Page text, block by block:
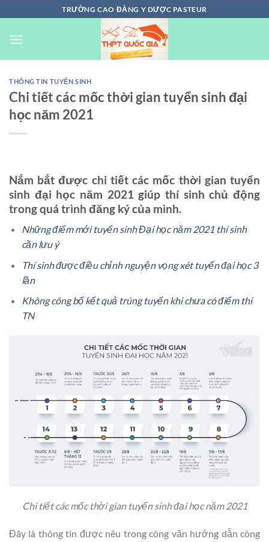
đến
nội
TRƯỜNG CAO ĐẲNG Y DƯỢC PASTEUR
THÔNG TIN TUYỂN SINH
Chi tiết các mốc thời gian tuyển sinh đại
học năm 2021
Nắm bắt được chi tiết các mốc thời gian tuyển
sinh đại học năm 2021 giúp thí sinh chủ động
trong quá trình đăng ký của mình.
Những điểm mới tuyển sinh Đại học năm 2021 thí sinh
cần lưu ý
Thí sinh được điều chỉnh nguyện vọng xét tuyển đại học 3
lần
Không công bố kết quả trúng tuyển khi chưa có điểm thi
TN
Chi tiết các mốc thời gian tuyển sinh đại học năm 2021
Đây là thông tin được nêu trong công văn hướng dẫn công